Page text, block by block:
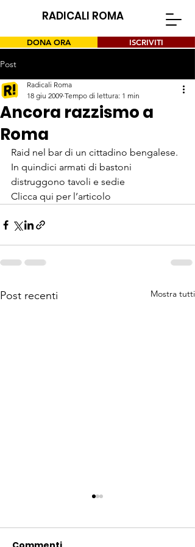
RADICALI ROMA
DONA ORA ISCRIVITI
Post
Ancora razzismo a
Roma
Radicali Roma
18 giu 2009 Tempo di lettura: 1 min
Raid nel bar di un cittadino bengalese.
In quindici armati di bastoni
distruggono tavoli e sedie
Clicca qui per l’articolo
Post recenti Mostra tutti